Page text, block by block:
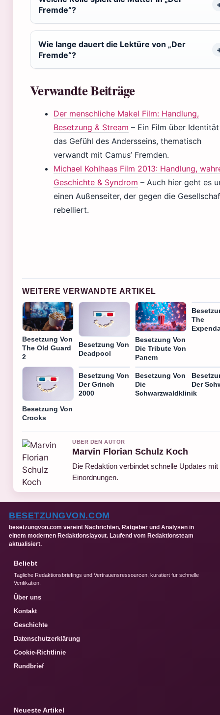
Fremde“?
Wie lange dauert die Lektüre von „Der
Fremde“?
Verwandte Beiträge
Der menschliche Makel Film: Handlung,
Besetzung & Stream – Ein Film über
das Gefühl des Andersseins, thematisch
verwandt mit Camus’ Fremden.
Michael Kohlhaas Film 2013: Handlung,
Geschichte & Syndrom – Auch hier geht es
einen Außenseiter, der gegen die
rebelliert.
WEITERE VERWANDTE ARTIKEL
Besetzung Von
The Old Guard
2
Besetzung Von
Deadpool
Besetzung Von
Die Tribute Von
Panem
The
Besetzung Von
Crooks
Besetzung Von
Der Grinch
2000
Besetzung Von
Die
Schwarzwaldklinik
Der
UBER DEN AUTOR
Marvin Florian Schulz Koch
Die Redaktion verbindet schnelle Updates mit
Einordnungen.
BESETZUNGVON.COM
besetzungvon.com vereint Nachrichten, Ratgeber und Analysen in
einem modernen Redaktionslayout. Laufend vom Redaktionsteam
aktualisiert.
Beliebt
Tagliche Redaktionsbriefings und Vertrauensressourcen, kuratiert fur schnelle
Verifikation.
Über uns
Kontakt
Geschichte
Datenschutzerklärung
Cookie-Richtlinie
Rundbrief
Neueste Artikel